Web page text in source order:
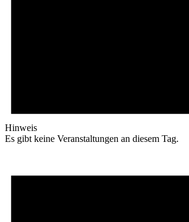
Hinweis
Es gibt keine Veranstaltungen an diesem Tag.